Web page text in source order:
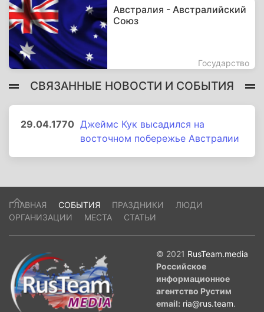
Австралия - Австралийский
Союз
Государство
СВЯЗАННЫЕ НОВОСТИ И СОБЫТИЯ
29.04.1770 Джеймс Кук высадился на
восточном побережье Австралии
ГЛАВНАЯ СОБЫТИЯ ПРАЗДНИКИ
ЛЮДИ
ОРГАНИЗАЦИИ
МЕСТА СТАТЬИ
© 2021 RusTeam.media
Российское
информационное
агентство Рустим
email: ria@rus.team.